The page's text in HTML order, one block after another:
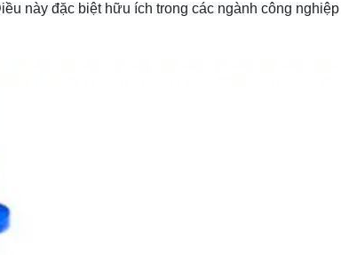
này đặc biệt hữu ích trong các ngành công nghiệp